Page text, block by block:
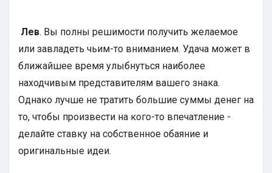
Лев. Вы полны решимости получить желаемое
или завладеть чьим-то вниманием. Удача может в
ближайшее время улыбнуться наиболее
находчивым представителям вашего знака.
Однако лучше не тратить большие суммы денег на
то, чтобы произвести на кого-то впечатление -
делайте ставку на собственное обаяние и
оригинальные идеи.